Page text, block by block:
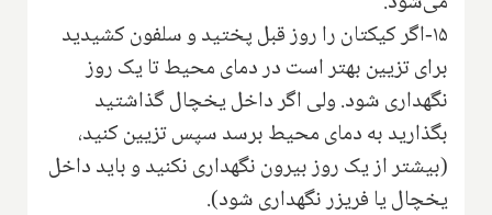
۱۵-اگر کیکتان را روز قبل پختید و سلفون کشیدید
برای تزیین بهتر است در دمای محیط تا یک روز
نگهداری شود. ولی اگر داخل یخچال گذاشتید
بگذارید به دمای محیط برسد سپس تزیین کنید،
(بیشتر از یک روز بیرون نگهداری نکنید و باید داخل
یخچال یا فریزر نگهداری شود).